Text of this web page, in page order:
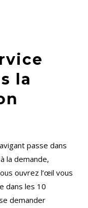
la
passe dans
la demande,
ouvrez l’œil vous
dans les 10
demander